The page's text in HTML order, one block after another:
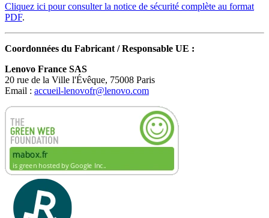
Cliquez ici pour consulter la notice de sécurité complète au format
PDF.
Coordonnées du Fabricant / Responsable UE :
Lenovo France SAS
20 rue de la Ville l'Évêque, 75008 Paris
Email : accueil-lenovofr@lenovo.com